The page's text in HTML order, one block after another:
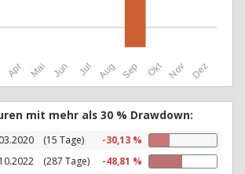
Apr Mai Jun Jul Aug Sep Okt Nov Dez
mit mehr als 30 % Drawdown:
(15 Tage)
-30,13 %
(287 Tage)
-48,81 %